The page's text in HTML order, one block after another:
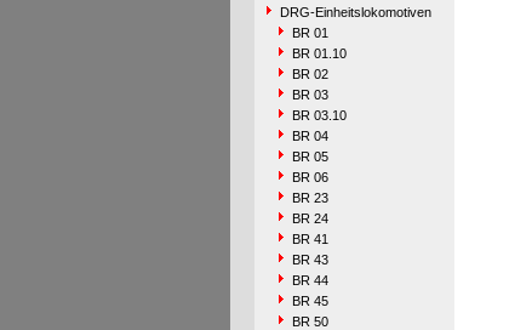
DRG-Einheitslokomotiven
BR 01
BR 01.10
BR 02
BR 03
BR 03.10
BR 04
BR 05
BR 06
BR 23
BR 24
BR 41
BR 43
BR 44
BR 45
BR 50